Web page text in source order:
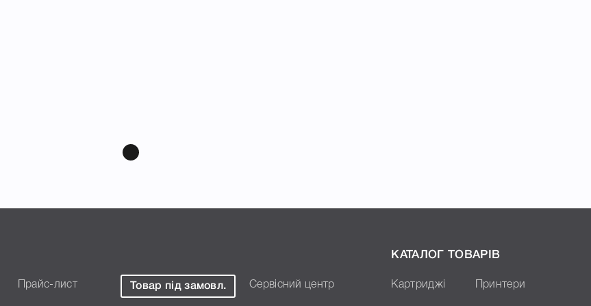
Прайс-лист Товар під замовл. Сервісний центр
КАТАЛОГ ТОВАРІВ
Картриджі Принтери